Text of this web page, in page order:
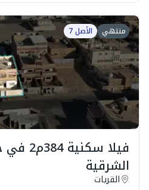
منتهي الأصل 7
فيلا
الشرقية
القريات